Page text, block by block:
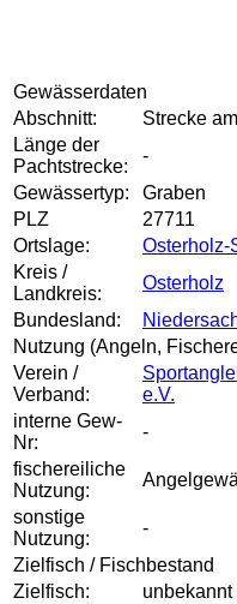
Gewässerdaten
Abschnitt:
Strecke
Länge der
Pachtstrecke:
-
Gewässertyp:
Graben
PLZ
27711
Ortslage:
Osterholz-
Kreis /
Landkreis:
Osterholz
Bundesland:
Nutzung (Angeln,
Verein /
Verband:
e.V.
interne Gew-
Nr:
-
fischereiliche
Nutzung:
sonstige
Nutzung:
-
Zielfisch / Fischbestand
Zielfisch:
unbekannt